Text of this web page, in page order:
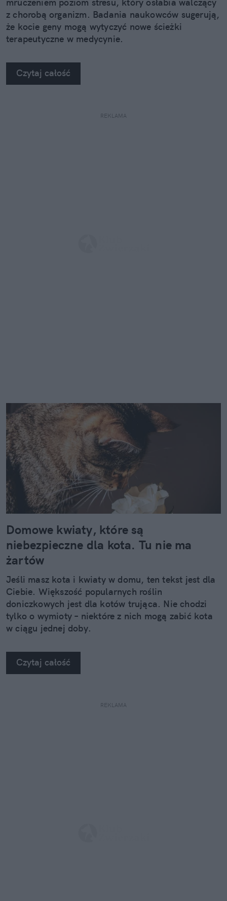
z chorobą organizm. Badania naukowców sugerują,
że kocie geny mogą wytyczyć nowe ścieżki
terapeutyczne w medycynie.
Czytaj całość
REKLAMA
Domowe kwiaty, które są
niebezpieczne dla kota. Tu nie ma
żartów
Jeśli masz kota i kwiaty w domu, ten tekst jest dla
Ciebie. Większość popularnych roślin
doniczkowych jest dla kotów trująca. Nie chodzi
tylko o wymioty – niektóre z nich mogą zabić kota
w ciągu jednej doby.
Czytaj całość
REKLAMA